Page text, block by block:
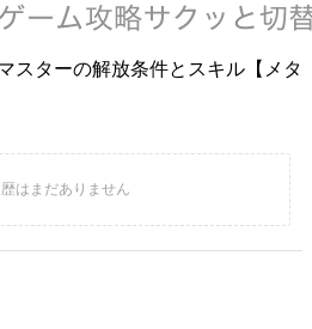
スターの解放条件とスキル【メタ